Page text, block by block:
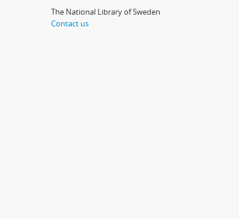
The National Library of Sweden
Contact us